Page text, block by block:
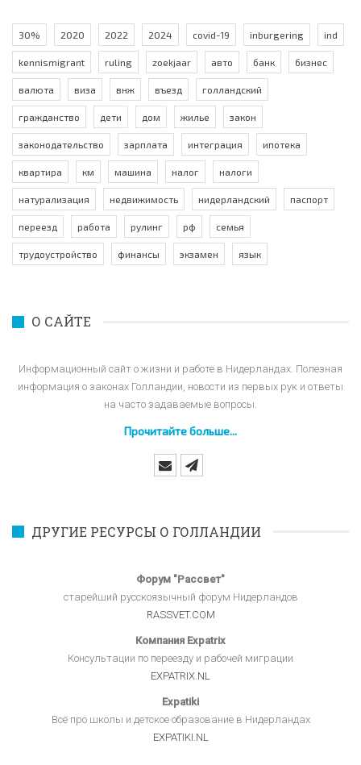
30% 2020 2022 2024 covid-19 inburgering ind
kennismigrant ruling zoekjaar авто банк бизнес
валюта виза внж въезд голландский
гражданство дети дом жилье закон
законодательство зарплата интеграция ипотека
квартира км машина налог налоги
натурализация недвижимость нидерландский паспорт
переезд работа рулинг рф семья
трудоустройство финансы экзамен язык
О САЙТЕ
Информационный сайт о жизни и работе в Нидерландах. Полезная
информация о законах Голландии, новости из первых рук и ответы
на часто задаваемые вопросы.
Прочитайте больше...
ДРУГИЕ РЕСУРСЫ О ГОЛЛАНДИИ
Форум "Рассвет"
старейший русскоязычный форум Нидерландов
RASSVET.COM
Компания Expatrix
Консультации по переезду и рабочей миграции
EXPATRIX.NL
Expatiki
Всё про школы и детское образование в Нидерландах
EXPATIKI.NL